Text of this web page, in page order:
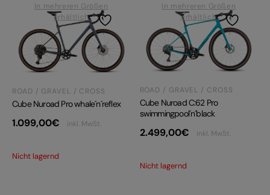
In mehreren Größen
erhältlich
ROAD / GRAVEL / CROSS
Cube Nuroad Pro whale´n´reflex
1.099,00€ inkl. MwSt.
Nicht lagernd
In mehreren Größen
erhältlich
ROAD / GRAVEL / CROSS
Cube Nuroad C:62 Pro
swimmingpool´n´black
2.499,00€ inkl. MwSt.
Nicht lagernd